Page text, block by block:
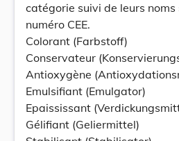
catégorie suivi de leurs noms
numéro CEE.
Colorant (Farbstoff)
Conservateur
Antioxygène
Emulsifiant (Emulgator)
Epaississant
Gélifiant (Geliermittel)